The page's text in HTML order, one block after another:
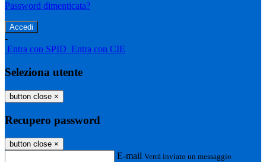
Password dimenticata?
-
Entra con SPID Entra con CIE
Seleziona utente
button close ×
Recupero password
button close ×
E-mail Verrà inviato un messaggio